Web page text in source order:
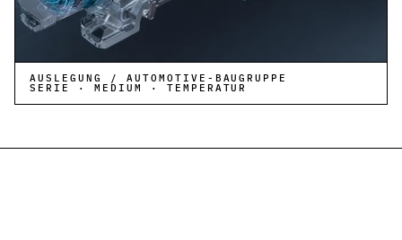
AUSLEGUNG / AUTOMOTIVE-BAUGRUPPE
SERIE · MEDIUM · TEMPERATUR